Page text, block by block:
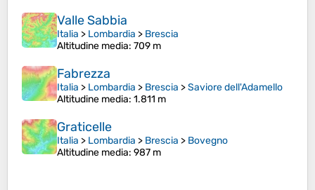
Valle Sabbia
Italia > Lombardia > Brescia
Altitudine media: 709 m
Fabrezza
Italia > Lombardia > Brescia >Saviore dell'Adamello
Altitudine media: 1.811 m
Graticelle
Italia > Lombardia > Brescia > Bovegno
Altitudine media: 987 m